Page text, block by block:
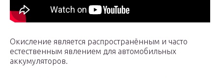
Окисление является распространённым и часто
естественным явлением для автомобильных
аккумуляторов.